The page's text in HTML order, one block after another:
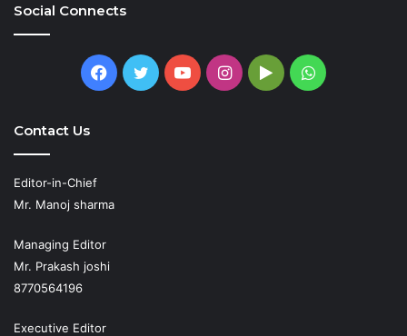
Social Connects
Facebook
TwitterYouTubeInstagram
GoogleWhatsApp
Contact Us
Editor-in-Chief
Mr. Manoj sharma
Managing Editor
Mr. Prakash joshi
8770564196
Executive Editor